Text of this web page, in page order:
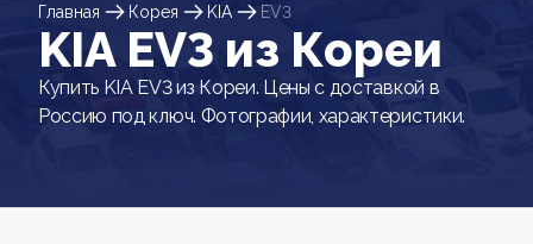
Главная Корея KIA EV3
KIA EV3 из Кореи
Купить KIA EV3 из Кореи. Цены с доставкой в
Россию под ключ. Фотографии, характеристики.